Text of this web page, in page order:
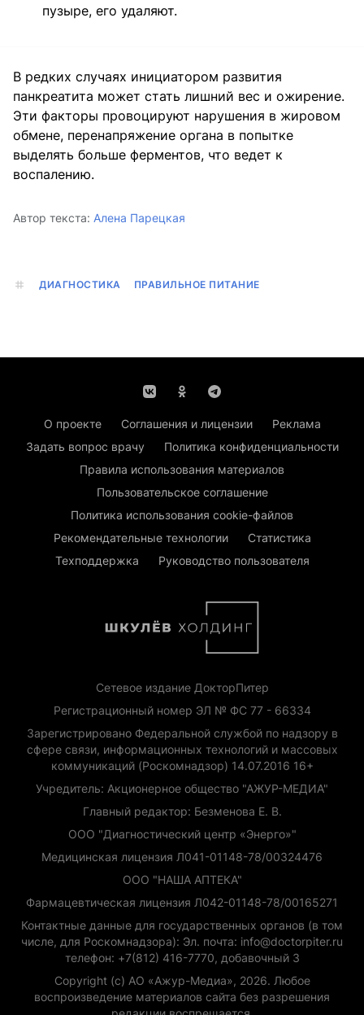
пузыре, его удаляют.
В редких случаях инициатором развития
панкреатита может стать лишний вес и ожирение.
Эти факторы провоцируют нарушения в жировом
обмене, перенапряжение органа в попытке
выделять больше ферментов, что ведет к
воспалению.
Автор текста: Алена Парецкая
ДИАГНОСТИКА ПРАВИЛЬНОЕ ПИТАНИЕ
О проекте Соглашения и лицензии
Реклама
Задать вопрос врачу
Политика конфиденциальности
Правила использования материалов
Пользовательское соглашение
Политика использования cookie-файлов
Рекомендательные технологии
Статистика
Техподдержка
Руководство пользователя
Сетевое издание ДокторПитер
Регистрационный номер ЭЛ № ФС 77 - 66334
Зарегистрировано Федеральной службой по надзору в
сфере связи, информационных технологий и массовых
коммуникаций (Роскомнадзор) 14.07.2016 16+
Учредитель: Акционерное общество "АЖУР-МЕДИА"
Главный редактор: Безменова Е. В.
ООО "Диагностический центр «Энерго»"
Медицинская лицензия Л041-01148-78/00324476
ООО "НАША АПТЕКА"
Фармацевтическая лицензия Л042-01148-78/00165271
Контактные данные для государственных органов (в том
числе, для Роскомнадзора): Эл. почта: info@doctorpiter.ru
телефон: +7(812) 416-7770, добавочный 3
Copyright (с) АО «Ажур-Медиа», 2026. Любое
воспроизведение материалов сайта без разрешения